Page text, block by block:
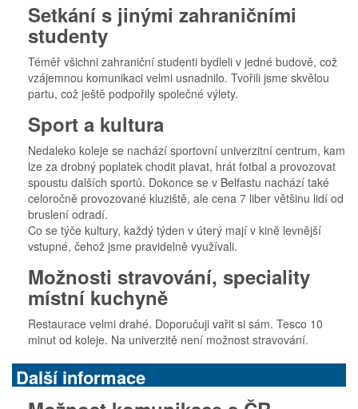
Setkání s jinými zahraničními
studenty
Téměř všichni zahraniční studenti bydleli v jedné budově, což
vzájemnou komunikaci velmi usnadnilo. Tvořili jsme skvělou
partu, což ještě podpořily společné výlety.
Sport a kultura
Nedaleko koleje se nachází sportovní univerzitní centrum, kam
lze za drobný poplatek chodit plavat, hrát fotbal a provozovat
spoustu dalších sportů. Dokonce se v Belfastu nachází také
celoročně provozované kluziště, ale cena 7 liber většinu lidí od
bruslení odradí.
Co se týče kultury, každý týden v úterý mají v kině levnější
vstupné, čehož jsme pravidelně využívali.
Možnosti stravování, speciality
místní kuchyně
Restaurace velmi drahé. Doporučuji vařit si sám. Tesco 10
minut od koleje. Na univerzitě není možnost stravování.
Další informace